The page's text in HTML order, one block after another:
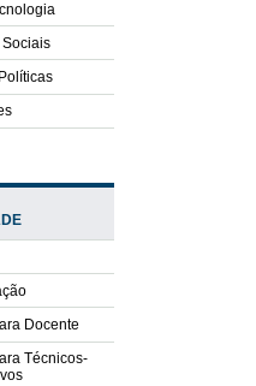
Docente
Técnicos-